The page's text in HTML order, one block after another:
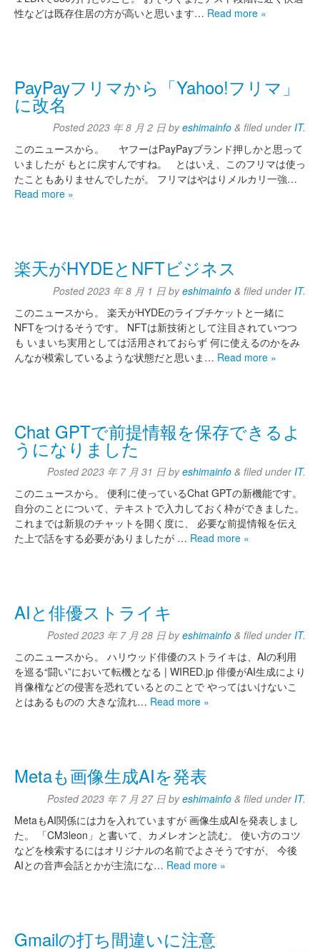
性などは既存住居の方が高いと思います… Read more »
PayPayフリマから「Yahoo!フリマ」
に改名
Posted2023 年 8 月 2 日 byeshimainfo & filed under IT.
このニュースから。 ヤフーはPayPayブランド押しかと思って
いましたが もとに戻すんですね。 とはいえ、このフリマは使っ
たこともありませんでしたが。 フリマはやはりメルカリ一強…
Read more »
楽天がHYDEとNFTビジネス
Posted2023 年 8 月 1 日 byeshimainfo & filed under IT.
このニュースから。 楽天がHYDEのライブチケットと一緒に
NFTをつけるそうです。 NFTは新技術として注目されていつつ
も いまいち実用としては活用されておらず 何に使えるのかをみ
んなが模索しているような状態だと思いま… Read more »
Chat GPTで前提情報を保存できるよ
うになりました
Posted2023 年 7 月 31 日 byeshimainfo & filed under IT.
このニュースから。 便利に使っているChat GPTの新機能です。
自分のことについて、テキストで入力しておく枠ができました。
これまでは新規のチャットを開く度に、 必要な前提情報を伝え
た上で話をする必要がありましたが … Read more »
AIと俳優ストライキ
Posted2023 年 7 月 28 日 byeshimainfo & filed under IT.
このニュースから。 ハリウッド俳優のストライキは、AIの利用
を巡る“闘い”において転機となる | WIRED.jp 俳優がAI生成により
肖像権などの侵害を恐れているとのことで やってはいけないこ
とはあるものの 大きな流れ… Read more »
Metaも画像生成AIを発表
Posted2023 年 7 月 27 日 byeshimainfo & filed under IT.
MetaもAI関係には力を入れていますが 画像生成AIを発表しまし
た。 「CM3leon」と書いて、カメレオンと読む。 使い方のコツ
などを検索するにはオリジナルの名前でよさそうですが、 今後
AIとの音声会話とかが主流にな… Read more »
Gmailの打ち間違いに注意